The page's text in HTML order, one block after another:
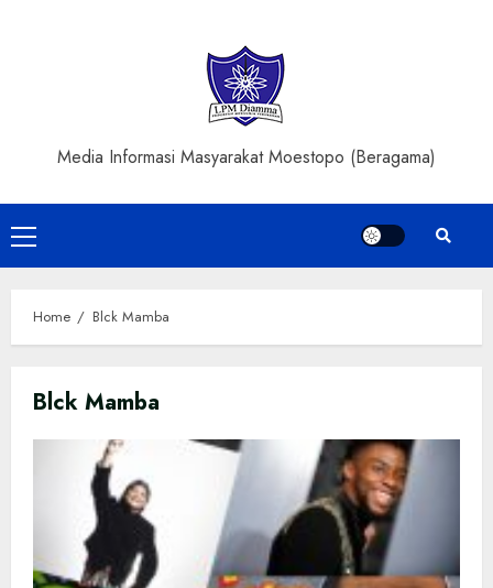
Media Informasi Masyarakat Moestopo (Beragama)
Primary
Menu
Home Blck Mamba
Blck Mamba